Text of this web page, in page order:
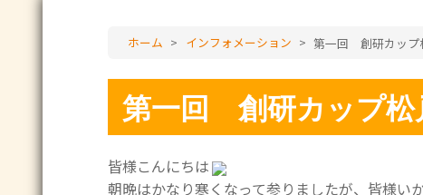
ホーム > インフォメーション >
第一回 創研カップ
皆様こんにちは
朝晩はかなり寒くなって参りましたが、皆様い